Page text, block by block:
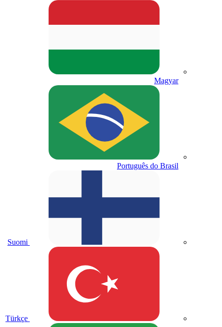
Magyar
Português do Brasil
Suomi
Türkçe